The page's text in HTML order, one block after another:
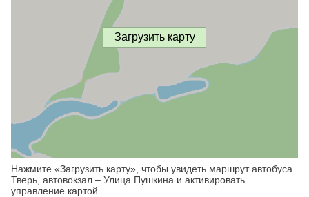
Загрузить карту
Нажмите «Загрузить карту», чтобы увидеть маршрут автобуса
Тверь, автовокзал – Улица Пушкина и активировать
управление картой.